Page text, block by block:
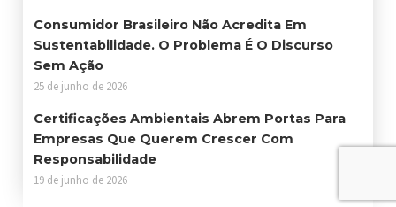
Consumidor Brasileiro Não Acredita Em
Sustentabilidade. O Problema É O Discurso
Sem Ação
25 de junho de 2026
Certificações Ambientais Abrem Portas Para
Empresas Que Querem Crescer Com
Responsabilidade
19 de junho de 2026